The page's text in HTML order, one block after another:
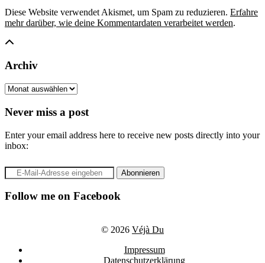
Diese Website verwendet Akismet, um Spam zu reduzieren. Erfahre
mehr darüber, wie deine Kommentardaten verarbeitet werden.
Archiv
Archiv
Never miss a post
Enter your email address here to receive new posts directly into your
inbox:
Follow me on Facebook
© 2026 Véjà Du
Impressum
Datenschutzerklärung